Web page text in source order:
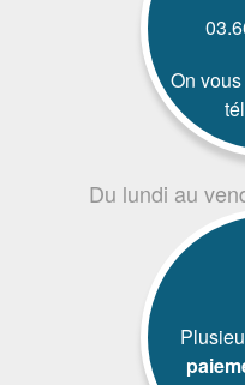
On
Du lundi au